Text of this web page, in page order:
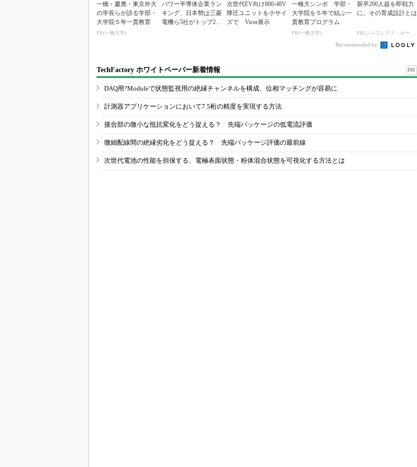
一橋・慶應・東京外大
の学長らが語る学部・
大学院５年一貫教育
PR(一橋大学)
パワー半導体企業ラン
キング、日本勢は三菱
電機ら5社がトップ20
次世代EV向け800-48V
降圧ユニットを小サイ
ズで Vicor展示
一橋大シンポ 学部・
大学院を５年で結ぶ一
貫教育プログラム
PR(一橋大学)
新卒200人超を即戦力
に。その育成設計とは
PR(シンプレクス・ホールディングス)
Recommended by
TechFactory ホワイトペーパー新着情報 PR
DAQ用?Moduleで状態監視用の絶縁チャンネルを構成、位相マッチングが容易に
計測器アプリケーションにおいて7.5桁の精度を実現する方法
接合部の微小な抵抗変化をどう捉える？ 先端パッケージの低電流評価
微細配線間の絶縁劣化をどう捉える？ 先端パッケージ評価の最前線
次世代電池の性能を担保する、電極表面状態・粉体混合状態を可視化する方法とは